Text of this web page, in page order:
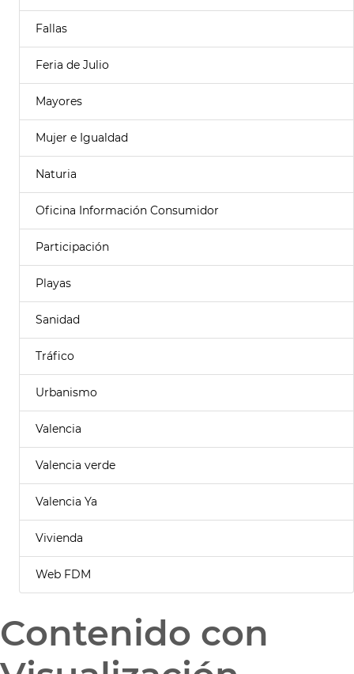
Fallas
Feria de Julio
Mayores
Mujer e Igualdad
Naturia
Oficina Información Consumidor
Participación
Playas
Sanidad
Tráfico
Urbanismo
Valencia
Valencia verde
Valencia Ya
Vivienda
Web FDM
Contenido con